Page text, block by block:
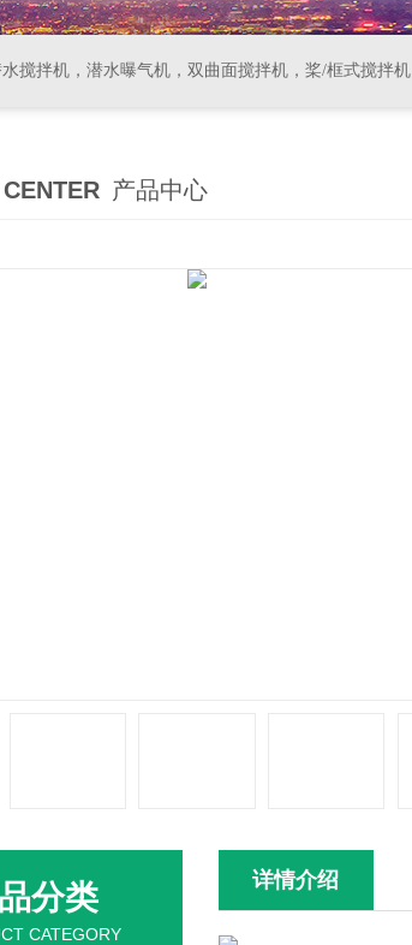
搅拌机，潜水曝气机，双曲面搅拌机，桨/框式搅拌机，污泥
产品中心
详情介绍
分类
CATEGORY